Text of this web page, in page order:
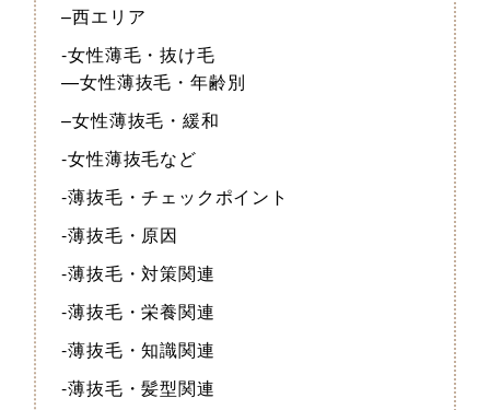
–西エリア
-女性薄毛・抜け毛
—女性薄抜毛・年齢別
–女性薄抜毛・緩和
-女性薄抜毛など
-薄抜毛・チェックポイント
-薄抜毛・原因
-薄抜毛・対策関連
-薄抜毛・栄養関連
-薄抜毛・知識関連
-薄抜毛・髪型関連